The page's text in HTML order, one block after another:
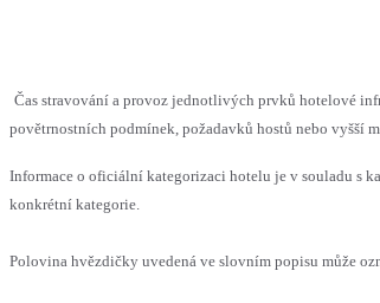
Čas stravování a provoz jednotlivých prvků hotelové
povětrnostních podmínek, požadavků hostů nebo vyšší
Informace o oficiální kategorizaci hotelu je v souladu s
konkrétní kategorie.
Polovina hvězdičky uvedená ve slovním popisu může